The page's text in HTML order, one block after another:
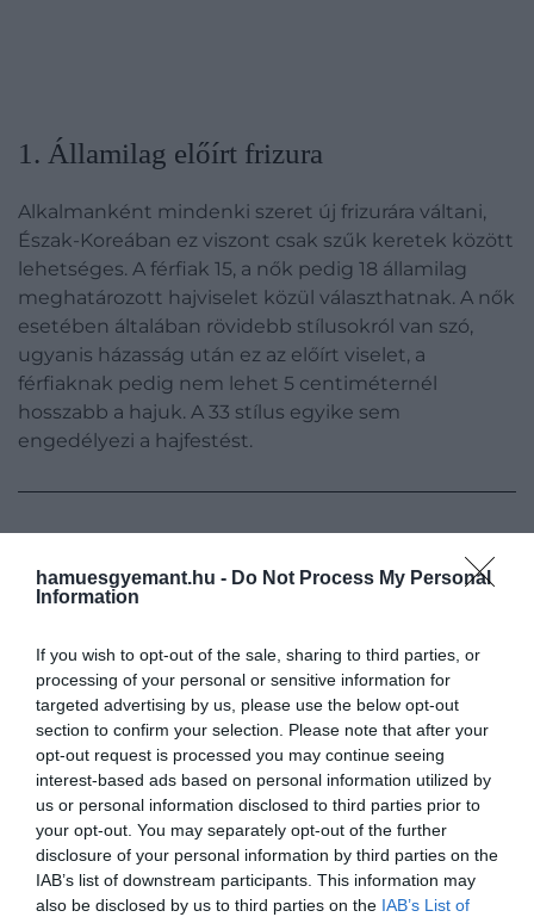
hamuesgyemant.hu - Do Not Process My Personal
Information
If you wish to opt-out of the sale, sharing to third parties, or
processing of your personal or sensitive information for
targeted advertising by us, please use the below opt-out
section to confirm your selection. Please note that after your
opt-out request is processed you may continue seeing
interest-based ads based on personal information utilized by
us or personal information disclosed to third parties prior to
your opt-out. You may separately opt-out of the further
disclosure of your personal information by third parties on the
IAB’s list of downstream participants. This information may
also be disclosed by us to third parties on the IAB’s List of
​1. Államilag előírt frizura
Alkalmanként mindenki szeret új frizurára váltani,
Észak-Koreában ez viszont csak szűk keretek között
lehetséges. A férfiak 15, a nők pedig 18 államilag
meghatározott hajviselet közül választhatnak. A nők
esetében általában rövidebb stílusokról van szó,
ugyanis házasság után ez az előírt viselet, a
férfiaknak pedig nem lehet 5 centiméternél
hosszabb a hajuk. A 33 stílus egyike sem
engedélyezi a hajfestést.
Ha tovább olvasnál:Megnyitja kapuit a világ
legrejtélyesebb országa: újra utazhatnak turisták
Észak-Koreába
​2. Megszabott munkakörök
A középiskola befejezésekor minden észak-koreai
állampolgárnak be kell vonulnia a hadseregbe. A
férfiak 10 éven át, a nők pedig 23 éves korukig
szolgálnak, és a katonaság után mindenkinek az
állam által megszabott munkakört kell betöltenie.
Ebbe az egyénnek nincs beleszólása, a legtöbben